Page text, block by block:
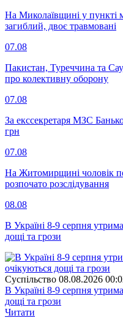
На Миколаївщині у пункті
загиблий, двоє травмовані
07.08
Пакистан, Туреччина та
про колективну оборону
07.08
За екссекретаря МЗС
грн
07.08
На Житомирщині чоловік
розпочато розслідування
08.08
В Україні 8-9 серпня
дощі та грози
Суспiльство 08.08.2026
В Україні 8-9 серпня
дощі та грози
Читати